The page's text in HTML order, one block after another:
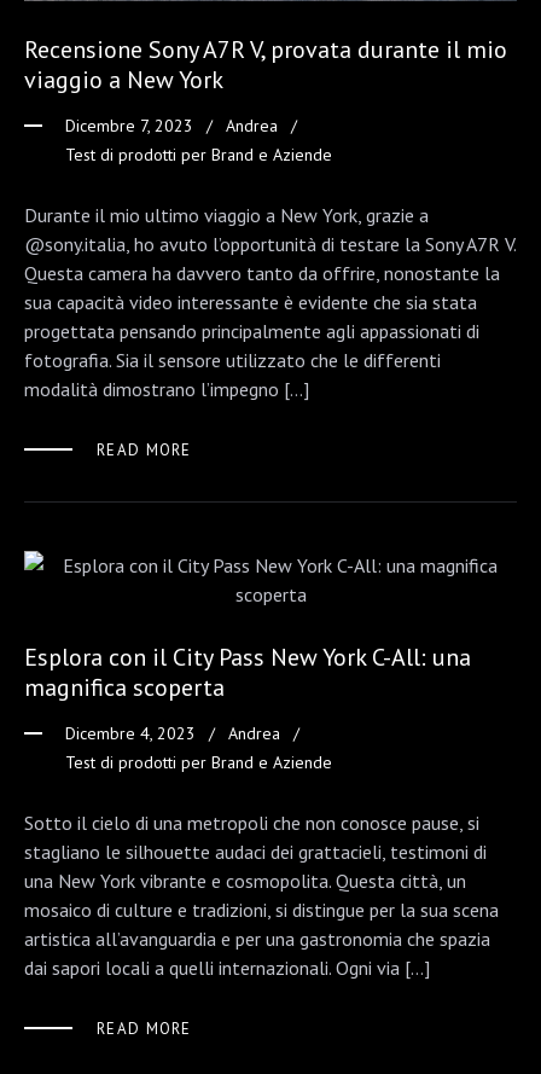
Recensione Sony A7R V, provata durante il mio
viaggio a New York
Dicembre 7, 2023
Andrea
Test di prodotti per Brand e Aziende
Durante il mio ultimo viaggio a New York, grazie a
@sony.italia, ho avuto l’opportunità di testare la Sony A7R V.
Questa camera ha davvero tanto da offrire, nonostante la
sua capacità video interessante è evidente che sia stata
progettata pensando principalmente agli appassionati di
fotografia. Sia il sensore utilizzato che le differenti
modalità dimostrano l’impegno […]
READ MORE
Esplora con il City Pass New York C-All: una
magnifica scoperta
Dicembre 4, 2023
Andrea
Test di prodotti per Brand e Aziende
Sotto il cielo di una metropoli che non conosce pause, si
stagliano le silhouette audaci dei grattacieli, testimoni di
una New York vibrante e cosmopolita. Questa città, un
mosaico di culture e tradizioni, si distingue per la sua scena
artistica all’avanguardia e per una gastronomia che spazia
dai sapori locali a quelli internazionali. Ogni via […]
READ MORE